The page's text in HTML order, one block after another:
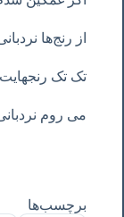
از رنج‌ها
تک تک رنجهایت
می روم
برچسب‌ها